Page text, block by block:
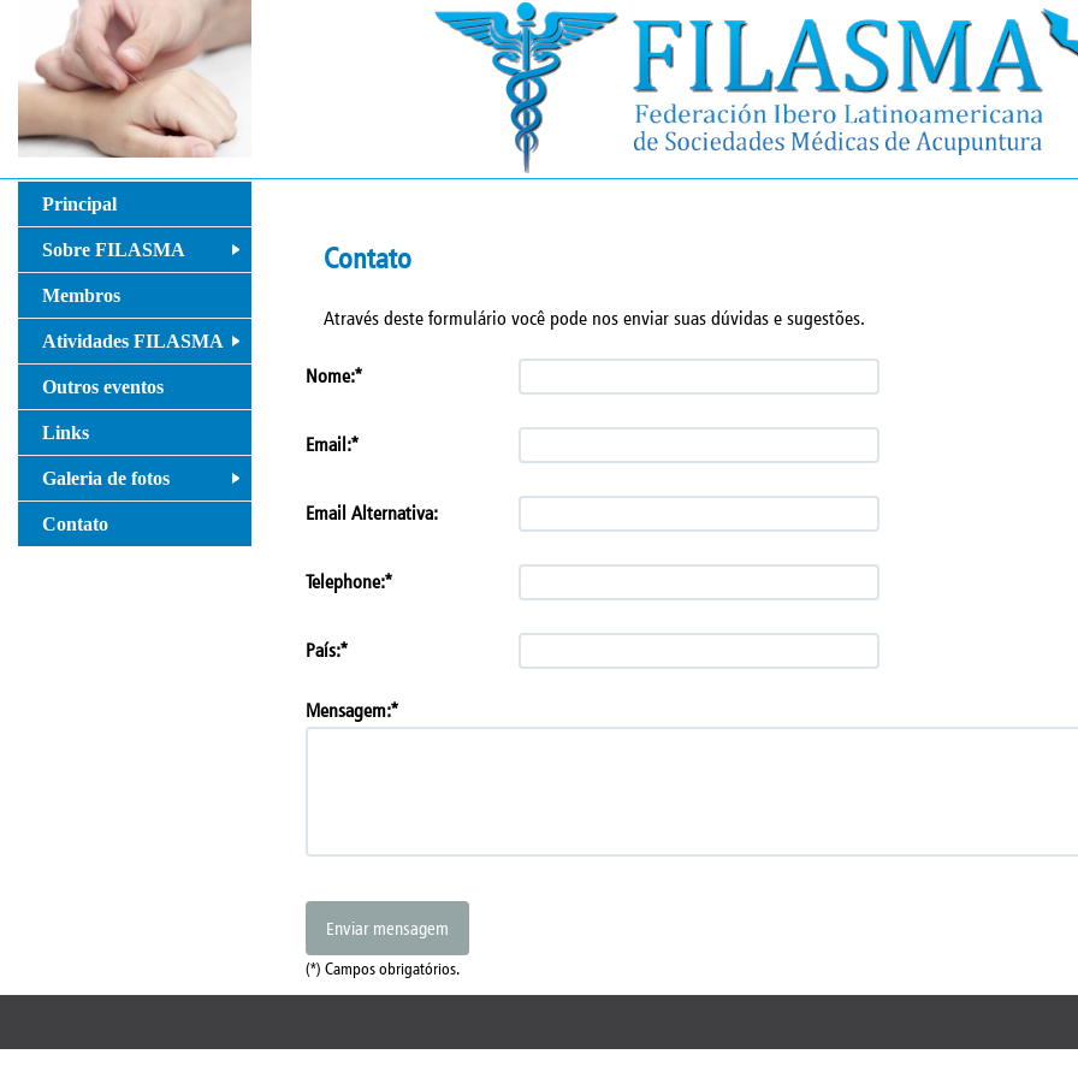
Principal
+
Sobre FILASMA
Membros
+
Atividades FILASMA
Outros eventos
Links
+
Galeria de fotos
Contato
Contato
Através deste formulário você pode nos enviar suas dúvidas e sugestões.
Nome:*
Email:*
Email Alternativa:
Telephone:*
País:*
Mensagem:*
Enviar mensagem
(*) Campos obrigatórios.